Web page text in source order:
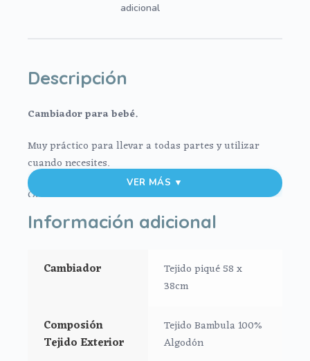
adicional
Descripción
Cambiador para bebé.
Muy práctico para llevar a todas partes y utilizar
cuando necesites.
Ocupa muy poco espacio para poder llevar en
cualquier bolso.
El interior siempre en tejido impermeable.
Puedes lavar a mano o en lavadora siempre agua fría
VER MÁS ▼
Información adicional
Cambiador
Tejido piqué 58 x
38cm
Composión
Tejido Exterior
Tejido Bambula 100%
Algodón